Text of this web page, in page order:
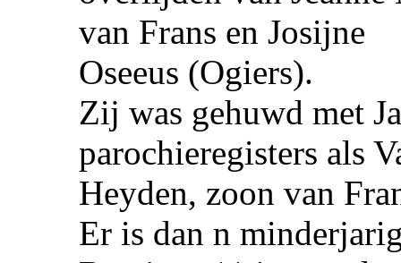
van Frans en Josijne
Oseeus (Ogiers).
Zij was gehuwd met
parochieregisters als
Heyden, zoon van
Er is dan n